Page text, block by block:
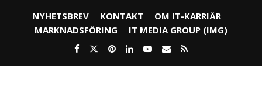
NYHETSBREV KONTAKT
OM IT-KARRIÄR
MARKNADSFÖRING
IT MEDIA GROUP (IMG)